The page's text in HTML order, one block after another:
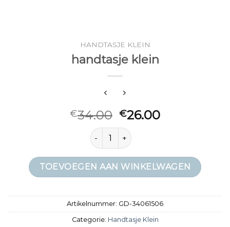
HANDTASJE KLEIN
handtasje klein
€34.00 €26.00
handtasje klein aantal
TOEVOEGEN AAN WINKELWAGEN
Artikelnummer: GD-34061506
Categorie: Handtasje Klein